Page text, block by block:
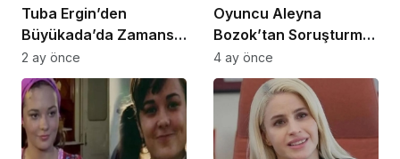
Tuba Ergin’den
Büyükada’da Zamansız
Couture Rüzgarı: “The
Last Empress”
Koleksiyonu Tanıtıldı
2 ay önce
Oyuncu Aleyna
Bozok’tan Soruşturma
Savunması: “O Paralar
Tedavi Giderlerimdi”
4 ay önce